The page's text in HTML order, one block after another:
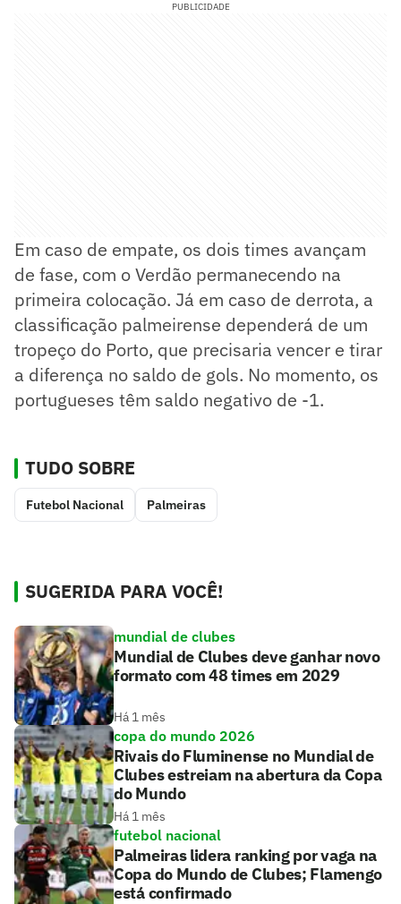
PUBLICIDADE
Em caso de empate, os dois times avançam
de fase, com o Verdão permanecendo na
primeira colocação. Já em caso de derrota, a
classificação palmeirense dependerá de um
tropeço do Porto, que precisaria vencer e tirar
a diferença no saldo de gols. No momento, os
portugueses têm saldo negativo de -1.
TUDO SOBRE
Futebol Nacional Palmeiras
SUGERIDA PARA VOCÊ!
mundial de clubes
Mundial de Clubes deve ganhar novo
formato com 48 times em 2029
Há 1 mês
copa do mundo 2026
Rivais do Fluminense no Mundial de
Clubes estreiam na abertura da Copa
do Mundo
Há 1 mês
futebol nacional
Palmeiras lidera ranking por vaga na
Copa do Mundo de Clubes; Flamengo
está confirmado